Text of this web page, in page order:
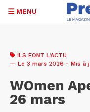
contenu
MENU
ILS FONT L'ACTU
— Le 3 mars 2026 - Mis à
WOmen
26 mars